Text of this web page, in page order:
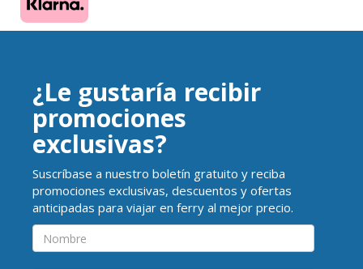
¿Le gustaría recibir
promociones
exclusivas?
Suscríbase a nuestro boletín gratuito y reciba
promociones exclusivas, descuentos y ofertas
anticipadas para viajar en ferry al mejor precio.